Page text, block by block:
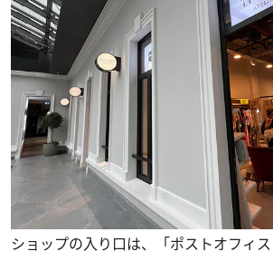
ショップの入り口は、「ポストオフィ